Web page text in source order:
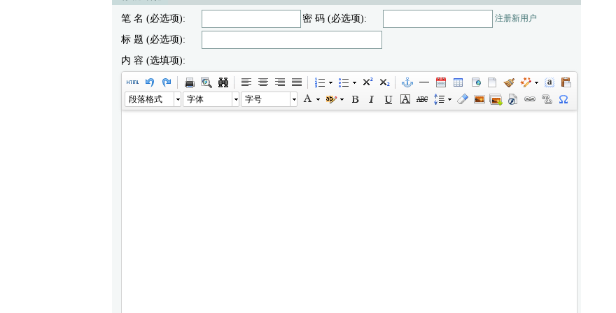
笔 名 (必选项): 密 码 (必选项): 注册新用户
标 题 (必选项):
内 容 (选填项):
段落格式 字体 字号